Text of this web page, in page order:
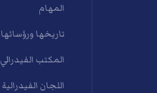
المهام
تاريخها ورؤسائها
المكتب الفيدرالي
اللجان الفيدرالية